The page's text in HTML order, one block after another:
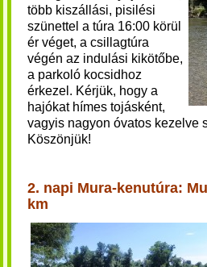
több kiszállási, pisilési
szünettel a túra 16:00 körül
ér véget, a csillagtúra
végén az indulási kikötőbe,
a parkoló kocsidhoz
érkezel. Kérjük, hogy a
hajókat hímes tojásként,
vagyis nagyon óvatos kezelve
Köszönjük!
2. napi Mura-kenutúra:
km